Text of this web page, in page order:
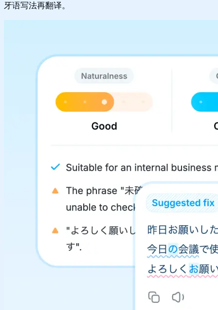
牙语写法再翻译。